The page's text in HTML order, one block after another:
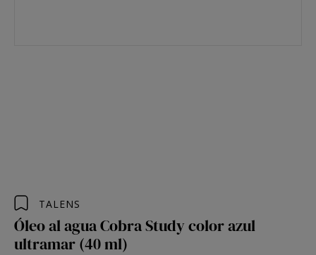
TALENS
Óleo al agua Cobra Study color azul
ultramar (40 ml)